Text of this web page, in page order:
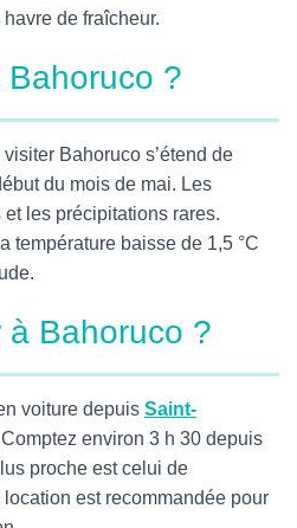
de fraîcheur.
?
Bahoruco s’étend de
du mois de mai. Les
les précipitations rares.
température baisse de 1,5 °C
à Bahoruco ?
voiture depuis Saint-
environ 3 h 30 depuis
proche est celui de
est recommandée pour